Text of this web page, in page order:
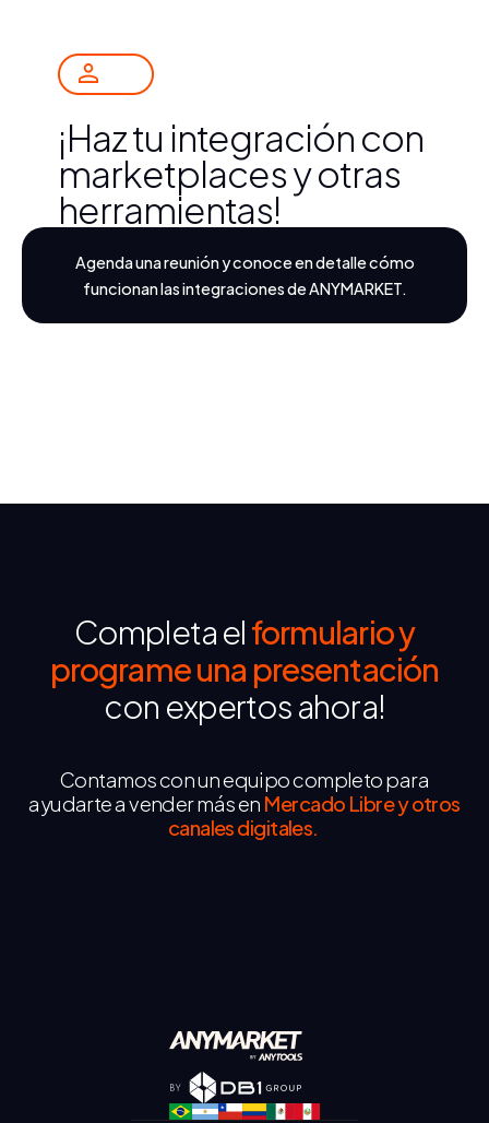
¡Haz tu integración con
marketplaces y otras
herramientas!
Agenda una reunión y conoce en detalle cómo
funcionan las integraciones de ANYMARKET.
Completa elformulario y
programe una presentación
con expertos ahora!
Contamos con un equipo completo para
ayudarte a vender más en Mercado Libre y otros
canales digitales.